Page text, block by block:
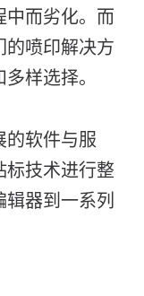
中而劣化。而
的喷印解决方
样选择。
的软件与服
标技术进行整
辑器到一系列